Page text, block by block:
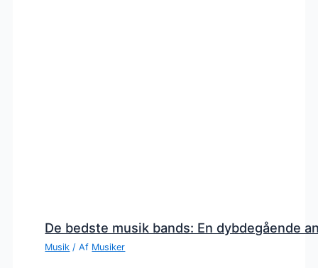
De bedste musik bands: En dybdegående
Musik / Af Musiker